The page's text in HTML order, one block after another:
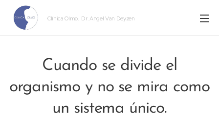
Clínica Olmo. Dr. Angel Van Deyzen
Cuando se divide el
organismo y no se mira como
un sistema único.